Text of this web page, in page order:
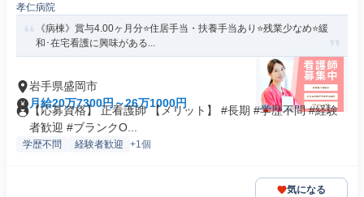
孝仁病院
《病棟》賞与4.00ヶ月分⭐住居手当・扶養手当あり⭐残業少なめ⭐緩
和･在宅看護に興味がある...
岩手県盛岡市
月給20万7300円～26万1000円
【応募資格】 正看護師 【メリット】 #長期 #学歴不問 #経験
者歓迎 #ブランクO...
学歴不問 経験者歓迎 +1個
気になる